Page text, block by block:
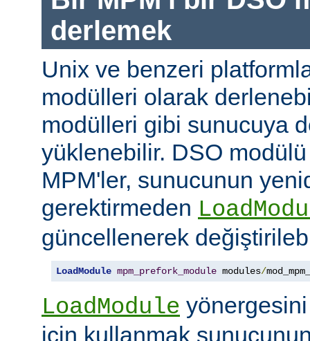
derlemek
Unix ve benzeri
modülleri olarak
modülleri gibi sunucuya
yüklenebilir. DSO
MPM'ler, sunucunun
gerektirmeden
güncellenerek
LoadModule mpm_prefork_module modules/
LoadModule
için kullanmak